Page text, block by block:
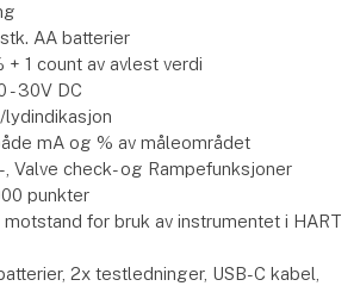
AA batterier
+ 1 count av avlest verdi
- 30V DC
lydindikasjon
mA og % av måleområdet
, Valve check- og Rampefunksjoner
punkter
for bruk av instrumentet i HART
2x testledninger, USB-C kabel,